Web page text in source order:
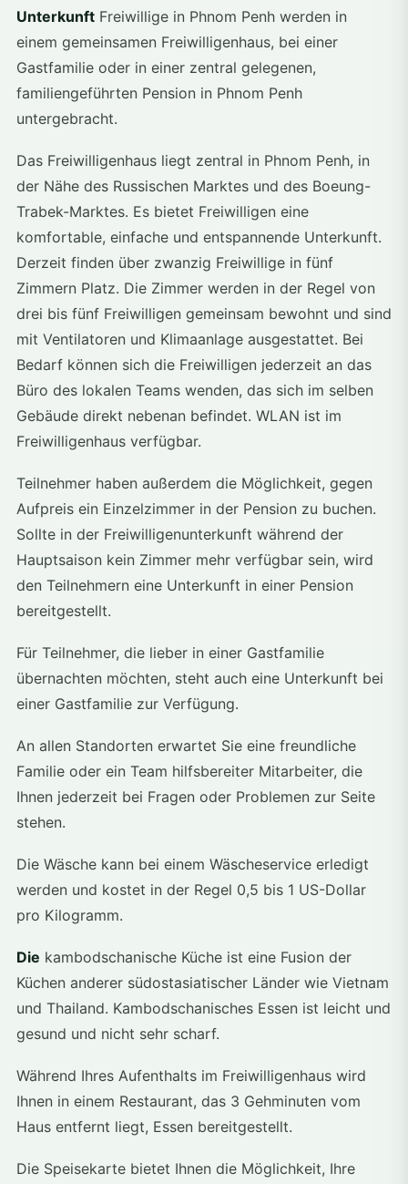
Unterkunft Freiwillige in Phnom Penh werden in
einem gemeinsamen Freiwilligenhaus, bei einer
Gastfamilie oder in einer zentral gelegenen,
familiengeführten Pension in Phnom Penh
untergebracht.
Das Freiwilligenhaus liegt zentral in Phnom Penh, in
der Nähe des Russischen Marktes und des Boeung-
Trabek-Marktes. Es bietet Freiwilligen eine
komfortable, einfache und entspannende Unterkunft.
Derzeit finden über zwanzig Freiwillige in fünf
Zimmern Platz. Die Zimmer werden in der Regel von
drei bis fünf Freiwilligen gemeinsam bewohnt und sind
mit Ventilatoren und Klimaanlage ausgestattet. Bei
Bedarf können sich die Freiwilligen jederzeit an das
Büro des lokalen Teams wenden, das sich im selben
Gebäude direkt nebenan befindet. WLAN ist im
Freiwilligenhaus verfügbar.
Teilnehmer haben außerdem die Möglichkeit, gegen
Aufpreis ein Einzelzimmer in der Pension zu buchen.
Sollte in der Freiwilligenunterkunft während der
Hauptsaison kein Zimmer mehr verfügbar sein, wird
den Teilnehmern eine Unterkunft in einer Pension
bereitgestellt.
Für Teilnehmer, die lieber in einer Gastfamilie
übernachten möchten, steht auch eine Unterkunft bei
einer Gastfamilie zur Verfügung.
An allen Standorten erwartet Sie eine freundliche
Familie oder ein Team hilfsbereiter Mitarbeiter, die
Ihnen jederzeit bei Fragen oder Problemen zur Seite
stehen.
Die Wäsche kann bei einem Wäscheservice erledigt
werden und kostet in der Regel 0,5 bis 1 US-Dollar
pro Kilogramm.
Die kambodschanische Küche ist eine Fusion der
Küchen anderer südostasiatischer Länder wie Vietnam
und Thailand. Kambodschanisches Essen ist leicht und
gesund und nicht sehr scharf.
Während Ihres Aufenthalts im Freiwilligenhaus wird
Ihnen in einem Restaurant, das 3 Gehminuten vom
Haus entfernt liegt, Essen bereitgestellt.
Die Speisekarte bietet Ihnen die Möglichkeit, Ihre